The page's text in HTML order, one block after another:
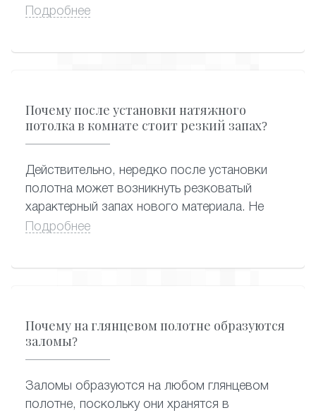
растрескиванию, поэтому ухаживать за
Подробнее
Почему после установки натяжного
потолка в комнате стоит резкий запах?
Действительно, нередко после установки
полотна может возникнуть резковатый
характерный запах нового материала. Не
стоит волноваться: он, как правило,
они самые востребованные, и их быстро
практически полностью потерять запах, пока
находятся на складе.
Подробнее
Почему на глянцевом полотне образуются
заломы?
Заломы образуются на любом глянцевом
полотне, поскольку они хранятся в